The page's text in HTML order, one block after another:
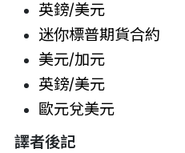
英鎊/美元
迷你標普期貨合約
美元/加元
英鎊/美元
歐元兌美元
譯者後記